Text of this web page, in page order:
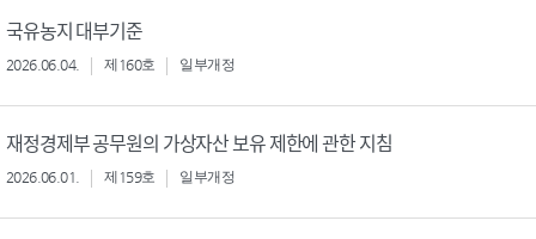
국유농지 대부기준
2026.06.04. 제160호 일부개정
재정경제부 공무원의 가상자산 보유 제한에 관한 지침
2026.06.01. 제159호 일부개정